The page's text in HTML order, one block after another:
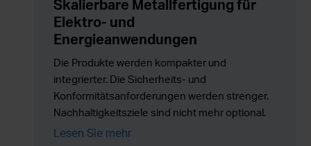
Skalierbare Metallfertigung für
Elektro- und
Energieanwendungen
Die Produkte werden kompakter und
integrierter. Die Sicherheits- und
Konformitätsanforderungen werden strenger.
Nachhaltigkeitsziele sind nicht mehr optional.
Gleichzeitig müssen die Produktionsmengen
Lesen Sie mehr